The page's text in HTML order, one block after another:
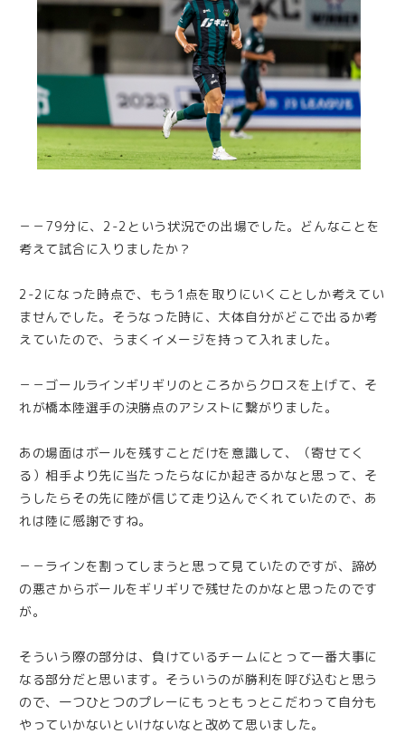
－－79分に、2-2という状況での出場でした。どんなことを
考えて試合に入りましたか？
2-2になった時点で、もう1点を取りにいくことしか考えてい
ませんでした。そうなった時に、大体自分がどこで出るか考
えていたので、うまくイメージを持って入れました。
－－ゴールラインギリギリのところからクロスを上げて、そ
れが橋本陸選手の決勝点のアシストに繋がりました。
あの場面はボールを残すことだけを意識して、（寄せてく
る）相手より先に当たったらなにか起きるかなと思って、そ
うしたらその先に陸が信じて走り込んでくれていたので、あ
れは陸に感謝ですね。
－－ラインを割ってしまうと思って見ていたのですが、諦め
の悪さからボールをギリギリで残せたのかなと思ったのです
が。
そういう際の部分は、負けているチームにとって一番大事に
なる部分だと思います。そういうのが勝利を呼び込むと思う
ので、一つひとつのプレーにもっともっとこだわって自分も
やっていかないといけないなと改めて思いました。